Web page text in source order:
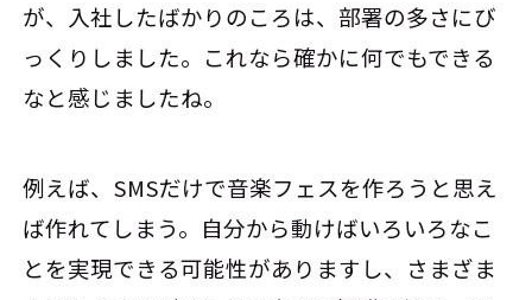
が、入社したばかりのころは、部署の多さにび
っくりしました。これなら確かに何でもできる
なと感じましたね。
例えば、SMSだけで音楽フェスを作ろうと思え
ば作れてしまう。自分から動けばいろいろなこ
とを実現できる可能性がありますし、さまざま